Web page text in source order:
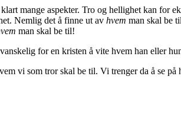
mange aspekter. Tro og hellighet kan for
Nemlig det å finne ut av hvem man skal be
man skal be til!
for en kristen å vite hvem han eller
vi som tror skal be til. Vi trenger da å se